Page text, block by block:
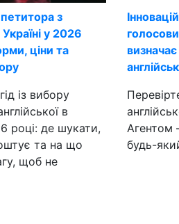
з
Україні у 2026
ціни та
із вибору
в
році: де шукати,
та на що
щоб не
Агентом
будь-